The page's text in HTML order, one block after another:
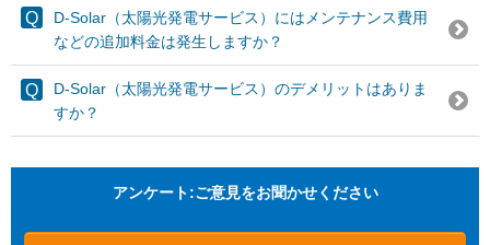
D-Solar（太陽光発電サービス）にはメンテナンス費用
などの追加料金は発生しますか？
D-Solar（太陽光発電サービス）のデメリットはありま
すか？
アンケート:ご意見をお聞かせください